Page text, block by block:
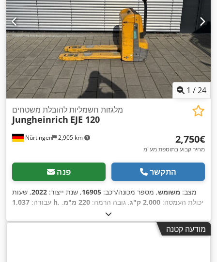
1 /24
Nürtingen 2,905 km
מלגזות חשמליות להובלת משטחים
Jungheinrich EJE 120
‏2,750 ‏€
מחיר קבוע בתוספת מע"מ
פנה התקשר
מצב: משומש, מספר מכונה/רכב: 16905, שנת ייצור: 2022, שעות
עבודה: 1,037 h , יכולת העמסה: 2,000 ק"ג , גובה הרמה: 220 מ"מ
,
, סוג דלק:
בנייה:1,300 מ"מ , מתח סוללה: 24 V , אורך המזלג:1,150 מ"מ
,
מודעה קטנה